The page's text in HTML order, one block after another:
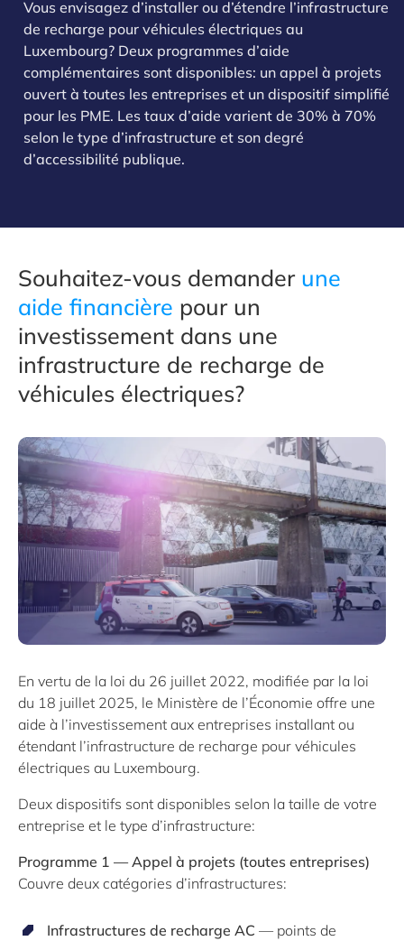
Vous envisagez d’installer ou d’étendre l’infrastructure
de recharge pour véhicules électriques au
Luxembourg? Deux programmes d’aide
complémentaires sont disponibles: un appel à projets
ouvert à toutes les entreprises et un dispositif simplifié
pour les PME. Les taux d’aide varient de 30% à 70%
selon le type d’infrastructure et son degré
d’accessibilité publique.
Souhaitez-vous demander une
aide financière pour un
investissement dans une
infrastructure de recharge de
véhicules électriques?
En vertu de la loi du 26 juillet 2022, modifiée par la loi
du 18 juillet 2025, le Ministère de l’Économie offre une
aide à l’investissement aux entreprises installant ou
étendant l’infrastructure de recharge pour véhicules
électriques au Luxembourg.
Deux dispositifs sont disponibles selon la taille de votre
entreprise et le type d’infrastructure:
Programme 1 — Appel à projets (toutes entreprises)
Couvre deux catégories d’infrastructures:
Infrastructures de recharge AC — points de